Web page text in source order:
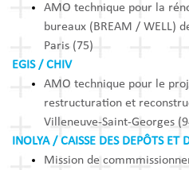
AMO technique pour la
bureaux (BREAM / WELL)
Paris (75)
EGIS / CHIV
AMO technique pour le
restructuration et
Villeneuve-Saint-Georges
INOLYA / CAISSE DES DEPÔTS ET
Mission de